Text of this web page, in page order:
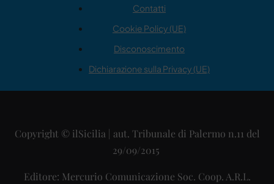
Contatti
Cookie Policy (UE)
Disconoscimento
Dichiarazione sulla Privacy (UE)
Copyright © ilSicilia | aut. Tribunale di Palermo n.11 del
29/09/2015
Editore: Mercurio Comunicazione Soc. Coop. A.R.L.